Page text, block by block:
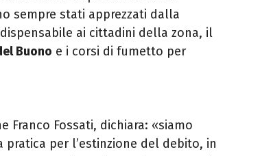
sempre stati apprezzati dalla
ai cittadini della zona, il
Buono e i corsi di fumetto per
Franco Fossati, dichiara: «siamo
per l’estinzione del debito, in